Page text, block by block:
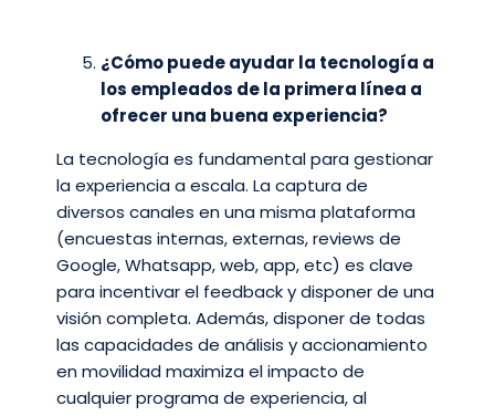
¿Cómo puede ayudar la tecnología a
los empleados de la primera línea a
ofrecer una buena experiencia?
La tecnología es fundamental para gestionar
la experiencia a escala. La captura de
diversos canales en una misma plataforma
(encuestas internas, externas, reviews de
Google, Whatsapp, web, app, etc) es clave
para incentivar el feedback y disponer de una
visión completa. Además, disponer de todas
las capacidades de análisis y accionamiento
en movilidad maximiza el impacto de
cualquier programa de experiencia, al